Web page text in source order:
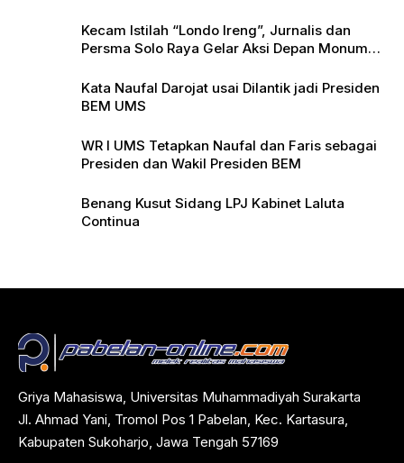
Kecam Istilah “Londo Ireng”, Jurnalis dan
Persma Solo Raya Gelar Aksi Depan Monumen
Kata Naufal Darojat usai Dilantik jadi Presiden
BEM UMS
WR I UMS Tetapkan Naufal dan Faris sebagai
Presiden dan Wakil Presiden BEM
Benang Kusut Sidang LPJ Kabinet Laluta
Continua
Griya Mahasiswa, Universitas Muhammadiyah Surakarta
Jl. Ahmad Yani, Tromol Pos 1 Pabelan, Kec. Kartasura,
Kabupaten Sukoharjo, Jawa Tengah 57169